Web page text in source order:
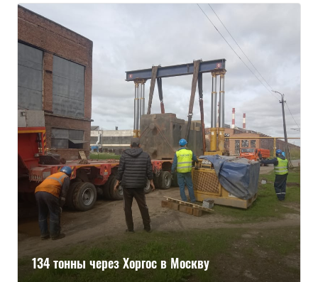
134 тонны через Хоргос в Москву